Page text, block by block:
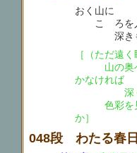
おく山に
こゝろを
深きもみ
［（ただ遠
山の奥へ
かなければ
深く色
色彩を見
か］
048段 わたる春